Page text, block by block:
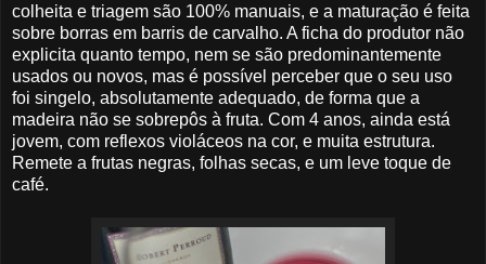
colheita e triagem são 100% manuais, e a maturação é feita
sobre borras em barris de carvalho. A ficha do produtor não
explicita quanto tempo, nem se são predominantemente
usados ou novos, mas é possível perceber que o seu uso
foi singelo, absolutamente adequado, de forma que a
madeira não se sobrepôs à fruta. Com 4 anos, ainda está
jovem, com reflexos violáceos na cor, e muita estrutura.
Remete a frutas negras, folhas secas, e um leve toque de
café.